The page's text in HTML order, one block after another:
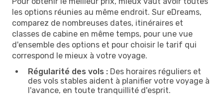
les options réunies au même endroit. Sur eDreams,
comparez de nombreuses dates, itinéraires et
classes de cabine en même temps, pour une vue
d'ensemble des options et pour choisir le tarif qui
correspond le mieux à votre voyage.
Régularité des vols : Des horaires réguliers et
des vols stables aident à planifier votre voyage à
l'avance, en toute tranquillité d'esprit.